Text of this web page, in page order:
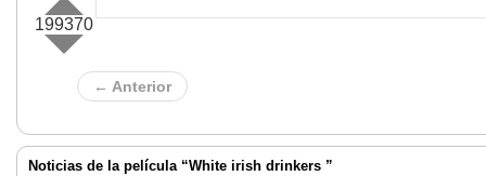
199370
← Anterior
Noticias de la película “White irish drinkers ”